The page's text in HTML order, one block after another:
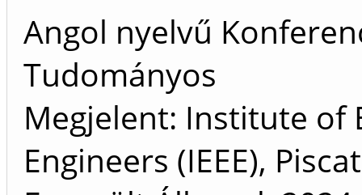
Angol nyelvű
Tudományos
Megjelent: Institute of
Engineers (IEEE),